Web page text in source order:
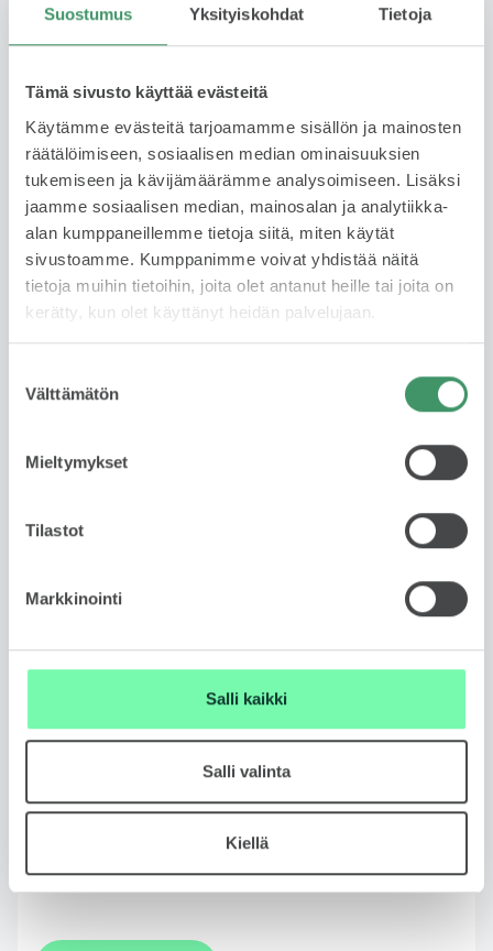
Suostumus Yksityiskohdat Tietoja
Tämä sivusto käyttää evästeitä
Käytämme evästeitä tarjoamamme sisällön ja mainosten
räätälöimiseen, sosiaalisen median ominaisuuksien
tukemiseen ja kävijämäärämme analysoimiseen. Lisäksi
jaamme sosiaalisen median, mainosalan ja analytiikka-
alan kumppaneillemme tietoja siitä, miten käytät
sivustoamme. Kumppanimme voivat yhdistää näitä
tietoja muihin tietoihin, joita olet antanut heille tai joita on
kerätty, kun olet käyttänyt heidän palvelujaan.
valinta
Välttämätön
Mieltymykset
Tilastot
Markkinointi
Salli kaikki
Salli valinta
Kiellä
Puhelinnumero
Pakollinen
Sähköposti
Nykyisen auton rekisterinumero
Tietosuojaseloste
Haluan Škodan lähettävän minulle uusinta tietoa